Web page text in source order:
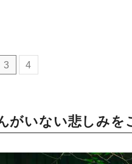
イ
3 4
がいない悲しみを